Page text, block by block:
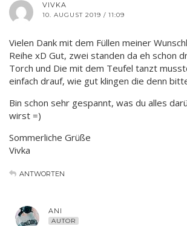
VIVKA
10. AUGUST 2019 / 11:09
Vielen Dank mit dem Füllen meiner
Reihe xD Gut, zwei standen da eh schon
Torch und Die mit dem Teufel tanzt
einfach drauf, wie gut klingen die denn
Bin schon sehr gespannt, was du alles
wirst =)
Sommerliche Grüße
Vivka
ANTWORTEN
ANI
AUTOR